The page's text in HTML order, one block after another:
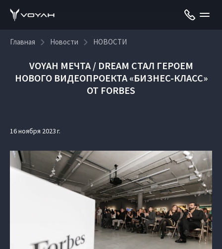
Главная Новости НОВОСТИ
VOYAH МЕЧТА / DREAM СТАЛ ГЕРОЕМ
НОВОГО ВИДЕОПРОЕКТА «БИЗНЕС-КЛАСС»
ОТ FORBES
16 ноября 2023 г.